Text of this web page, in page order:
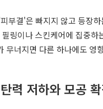
부결'은 빠지지 않고 등장
링이나 스킨케어에 집중
무너지면 다른 하나에도 영
력 저하와 모공